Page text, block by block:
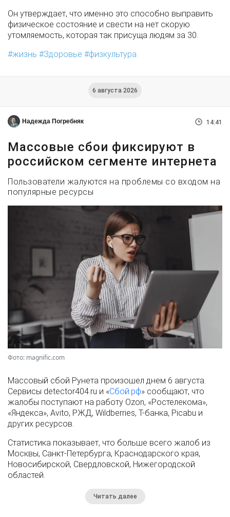
Он утверждает, что именно это способно выправить
физическое состояние и свести на нет скорую
утомляемость, которая так присуща людям за 30.
жизнь
Здоровье физкультура
6 августа 2026
Надежда Погребняк 14:41
Массовые сбои фиксируют в
российском сегменте интернета
Пользователи жалуются на проблемы со входом на
популярные ресурсы
Фото: magnific.com
Массовый сбой Рунета произошел днем 6 августа.
Сервисы detector404.ru и «Сбой.рф» сообщают, что
жалобы поступают на работу Ozon, «Ростелекома»,
«Яндекса», Avito, РЖД, Wildberries, Т-банка, Picabu и
других ресурсов.
Статистика показывает, что больше всего жалоб из
Москвы, Санкт-Петербурга, Краснодарского края,
Новосибирской, Свердловской, Нижегородской
областей.
Читать далее